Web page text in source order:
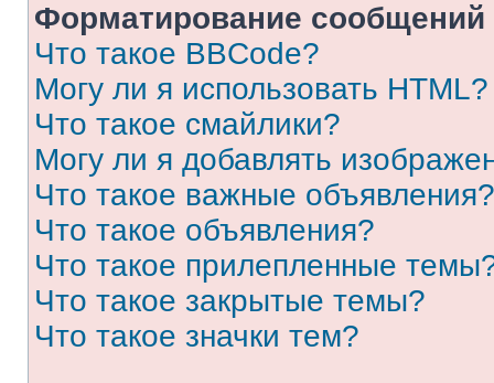
Форматирование
Что такое BBCode?
Могу ли я использовать HTML?
Что такое смайлики?
Могу ли я добавлять
Что такое важные объявления?
Что такое объявления?
Что такое прилепленные
Что такое закрытые темы?
Что такое значки тем?